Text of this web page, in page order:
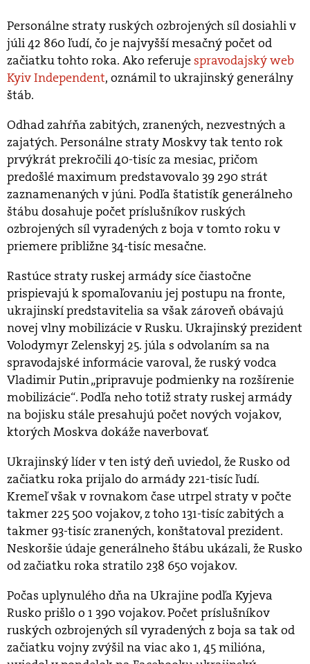
Personálne straty ruských ozbrojených síl dosiahli v
júli 42 860 ľudí, čo je najvyšší mesačný počet od
začiatku tohto roka. Ako referuje spravodajský web
Kyiv Independent, oznámil to ukrajinský generálny
štáb.
Odhad zahŕňa zabitých, zranených, nezvestných a
zajatých. Personálne straty Moskvy tak tento rok
prvýkrát prekročili 40-tisíc za mesiac, pričom
predošlé maximum predstavovalo 39 290 strát
zaznamenaných v júni. Podľa štatistík generálneho
štábu dosahuje počet príslušníkov ruských
ozbrojených síl vyradených z boja v tomto roku v
priemere približne 34-tisíc mesačne.
Rastúce straty ruskej armády síce čiastočne
prispievajú k spomaľovaniu jej postupu na fronte,
ukrajinskí predstavitelia sa však zároveň obávajú
novej vlny mobilizácie v Rusku. Ukrajinský prezident
Volodymyr Zelenskyj 25. júla s odvolaním sa na
spravodajské informácie varoval, že ruský vodca
Vladimir Putin „pripravuje podmienky na rozšírenie
mobilizácie“. Podľa neho totiž straty ruskej armády
na bojisku stále presahujú počet nových vojakov,
ktorých Moskva dokáže naverbovať.
Ukrajinský líder v ten istý deň uviedol, že Rusko od
začiatku roka prijalo do armády 221-tisíc ľudí.
Kremeľ však v rovnakom čase utrpel straty v počte
takmer 225 500 vojakov, z toho 131-tisíc zabitých a
takmer 93-tisíc zranených, konštatoval prezident.
Neskoršie údaje generálneho štábu ukázali, že Rusko
od začiatku roka stratilo 238 650 vojakov.
Počas uplynulého dňa na Ukrajine podľa Kyjeva
Rusko prišlo o 1 390 vojakov. Počet príslušníkov
ruských ozbrojených síl vyradených z boja sa tak od
začiatku vojny zvýšil na viac ako 1, 45 milióna,